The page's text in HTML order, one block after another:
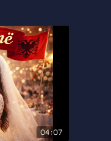
04:07